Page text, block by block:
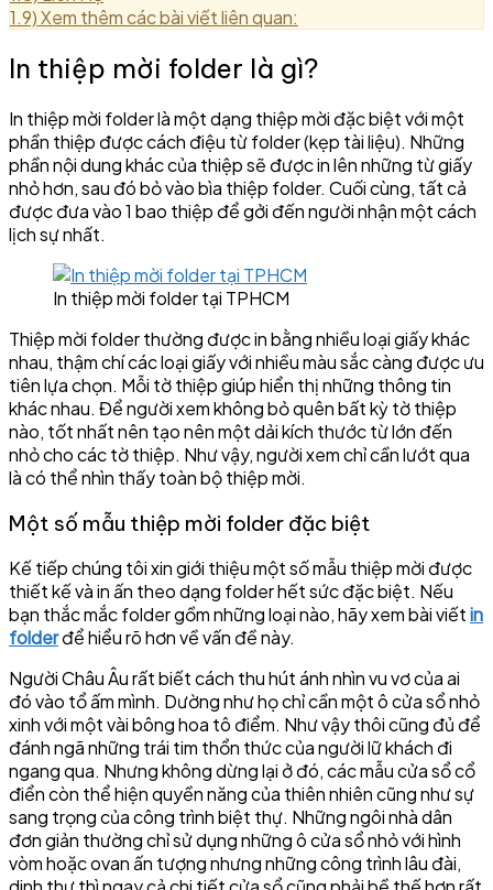
1.9)Xem thêm các bài viết liên quan:
In thiệp mời folder là gì?
In thiệp mời folder là một dạng thiệp mời đặc biệt với một
phần thiệp được cách điệu từ folder (kẹp tài liệu). Những
phần nội dung khác của thiệp sẽ được in lên những từ giấy
nhỏ hơn, sau đó bỏ vào bìa thiệp folder. Cuối cùng, tất cả
được đưa vào 1 bao thiệp để gởi đến người nhận một cách
lịch sự nhất.
In thiệp mời folder tại TPHCM
Thiệp mời folder thường được in bằng nhiều loại giấy khác
nhau, thậm chí các loại giấy với nhiều màu sắc càng được ưu
tiên lựa chọn. Mỗi tờ thiệp giúp hiển thị những thông tin
khác nhau. Để người xem không bỏ quên bất kỳ tờ thiệp
nào, tốt nhất nên tạo nên một dải kích thước từ lớn đến
nhỏ cho các tờ thiệp. Như vậy, người xem chỉ cần lướt qua
là có thể nhìn thấy toàn bộ thiệp mời.
Một số mẫu thiệp mời folder đặc biệt
Kế tiếp chúng tôi xin giới thiệu một số mẫu thiệp mời được
thiết kế và in ấn theo dạng folder hết sức đặc biệt. Nếu
bạn thắc mắc folder gồm những loại nào, hãy xem bài viếtin
folderđể hiểu rõ hơn về vấn đề này.
Người Châu Âu rất biết cách thu hút ánh nhìn vu vơ của ai
đó vào tổ ấm mình. Dường như họ chỉ cần một ô cửa sổ nhỏ
xinh với một vài bông hoa tô điểm. Như vậy thôi cũng đủ để
đánh ngã những trái tim thổn thức của người lữ khách đi
ngang qua. Nhưng không dừng lại ở đó, các mẫu cửa sổ cổ
điển còn thể hiện quyền năng của thiên nhiên cũng như sự
sang trọng của công trình biệt thự. Những ngôi nhà dân
đơn giản thường chỉ sử dụng những ô cửa sổ nhỏ với hình
vòm hoặc ovan ấn tượng nhưng những công trình lâu đài,